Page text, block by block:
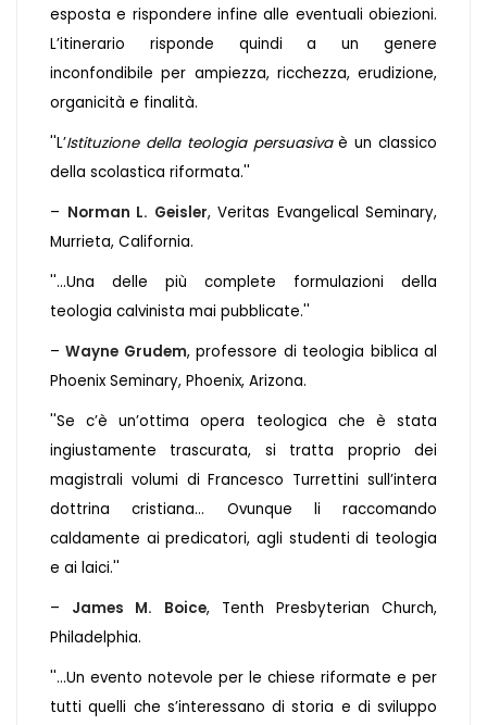
esposta e rispondere infine alle eventuali obiezioni.
L’itinerario risponde quindi a un genere
inconfondibile per ampiezza, ricchezza, erudizione,
organicità e finalità.
''L’Istituzione della teologia persuasivaè un classico
della scolastica riformata.''
– Norman L. Geisler, Veritas Evangelical Seminary,
Murrieta, California.
''...Una delle più complete formulazioni della
teologia calvinista mai pubblicate.''
–Wayne Grudem, professore di teologia biblica al
Phoenix Seminary, Phoenix, Arizona.
''Se c’è un’ottima opera teologica che è stata
ingiustamente trascurata, si tratta proprio dei
magistrali volumi di Francesco Turrettini sull’intera
dottrina cristiana... Ovunque li raccomando
caldamente ai predicatori, agli studenti di teologia
e ai laici.''
– James M. Boice, Tenth Presbyterian Church,
Philadelphia.
''...Un evento notevole per le chiese riformate e per
tutti quelli che s’interessano di storia e di sviluppo